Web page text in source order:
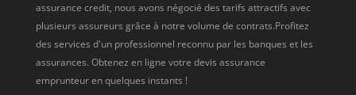
assurance credit, nous avons négocié des tarifs attractifs avec
plusieurs assureurs grâce à notre volume de contrats.Profitez
des services d'un professionnel reconnu par les banques et les
assurances. Obtenez en ligne votre devis assurance
emprunteur en quelques instants !